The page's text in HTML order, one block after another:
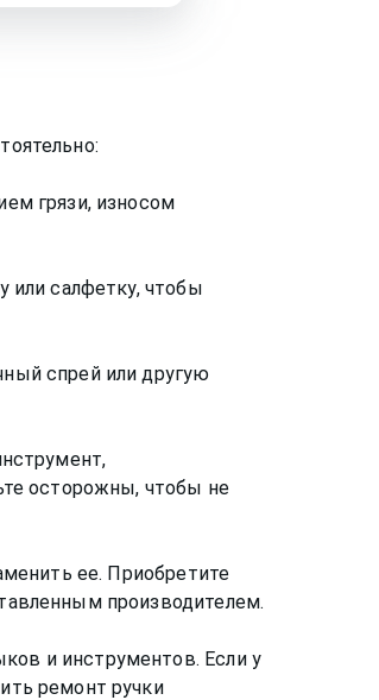
грязи, износом
или салфетку, чтобы
спрей или другую
осторожны, чтобы не
ее. Приобретите
производителем.
и инструментов. Если у
ремонт ручки